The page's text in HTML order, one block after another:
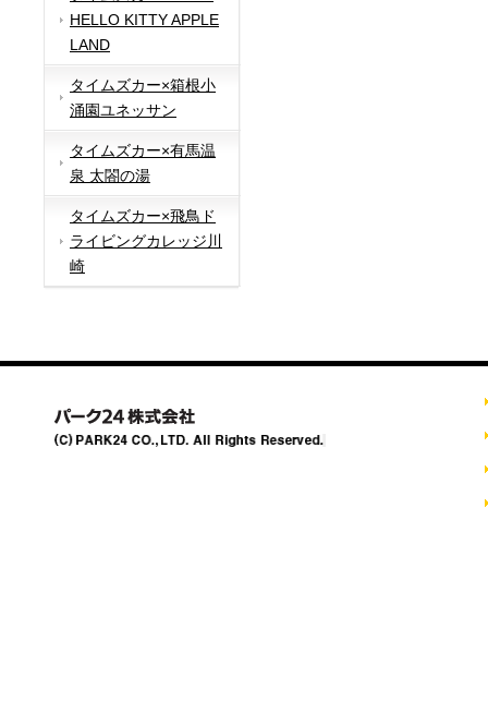
HELLO KITTY APPLE
LAND
タイムズカー×箱根小
涌園ユネッサン
タイムズカー×有馬温
泉 太閤の湯
タイムズカー×飛鳥ド
ライビングカレッジ川
崎